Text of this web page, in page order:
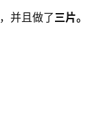
，并且做了三片。